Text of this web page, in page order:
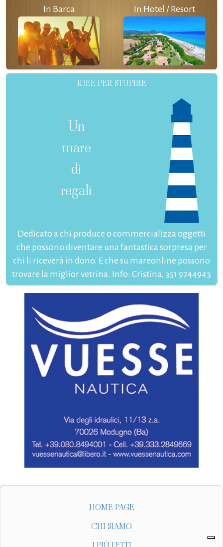
In Barca In Hotel / Resort
IDEE PER STUPIRE
Un
mare
di
regali
Dedicato a chi produce o commercializza oggetti
che possono diventare una fantastica sorpresa per
chi li riceverà in dono. E che su mareonline possono
trovare la miglior vetrina. Info: Cristina, 351 9744943
HOME PAGE
CHI SIAMO